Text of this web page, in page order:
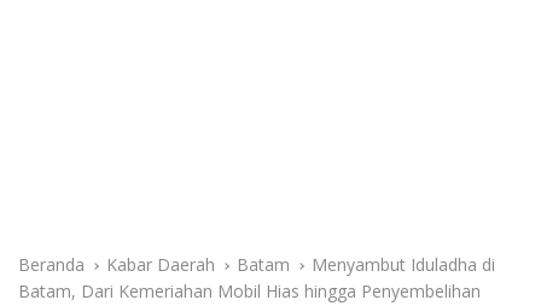
Beranda Kabar Daerah Batam
Menyambut Iduladha di
Batam, Dari Kemeriahan Mobil Hias hingga Penyembelihan